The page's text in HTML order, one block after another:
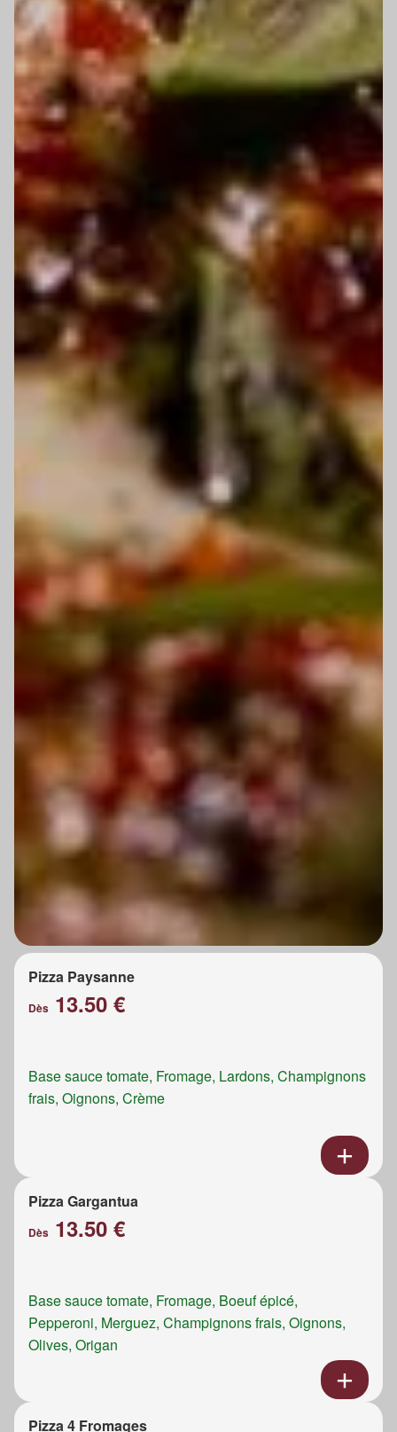
Pizza Paysanne
Dès 13.50 €
Base sauce tomate, Fromage, Lardons, Champignons
frais, Oignons, Crème
Pizza Gargantua
Dès 13.50 €
Base sauce tomate, Fromage, Boeuf épicé,
Pepperoni, Merguez, Champignons frais, Oignons,
Olives, Origan
Pizza 4 Fromages